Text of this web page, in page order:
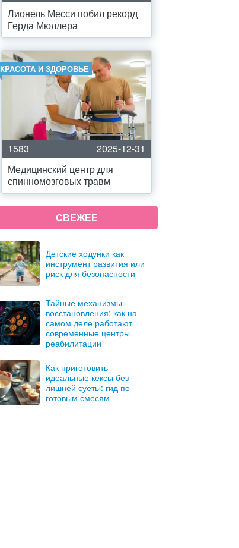
Лионель Месси побил рекорд
Герда Мюллера
КРАСОТА И ЗДОРОВЬЕ
1583
2025-12-31
Медицинский центр для
спинномозговых травм
СВЕЖЕЕ
Детские ходунки как
инструмент развития или
риск для безопасности
Тайные механизмы
восстановления: как на
самом деле работают
современные центры
реабилитации
Как приготовить
идеальные кексы без
лишней суеты: гид по
готовым смесям